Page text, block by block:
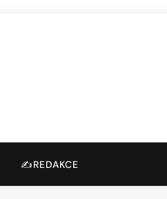
✍️REDAKCE